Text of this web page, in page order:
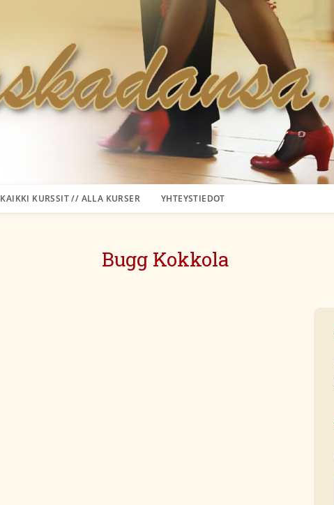
KAIKKI KURSSIT // ALLA KURSER YHTEYSTIEDOT
Bugg Kokkola